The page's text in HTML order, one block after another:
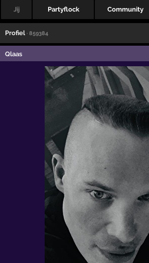
Jij Partyflock Community
Profiel · 859384
Qlaas